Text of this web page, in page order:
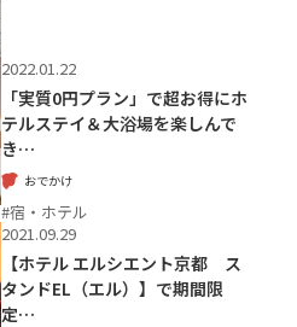
2022.01.22
「実質0円プラン」で超お得にホ
テルステイ＆大浴場を楽しんで
き…
おでかけ
#宿・ホテル
2021.09.29
【ホテル エルシエント京都 ス
タンドEL（エル）】で期間限
定…